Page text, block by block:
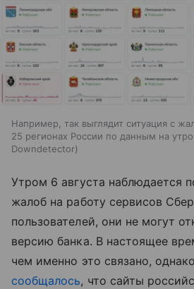
Например, так выглядит ситуация с
25 регионах России по данным на утро
Downdetector
Утром 6 августа наблюдается
жалоб на работу сервисов
пользователей, они не могут
версию банка. В настоящее
чем именно это связано,
сообщалось, что сайты